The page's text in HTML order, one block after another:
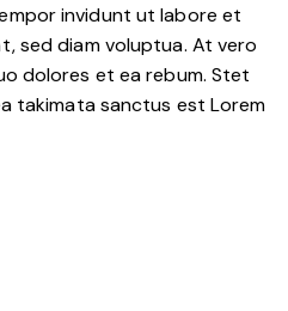
invidunt ut labore et
sed diam voluptua. At vero
dolores et ea rebum. Stet
takimata sanctus est Lorem